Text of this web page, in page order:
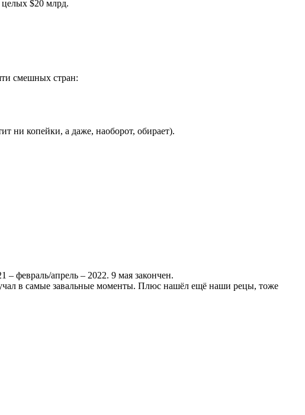
$20 млрд.
смешных стран:
ни копейки, а даже, наоборот, обирает).
февраль/апрель – 2022. 9 мая закончен.
в самые завальные моменты. Плюс нашёл ещё наши рецы, тоже